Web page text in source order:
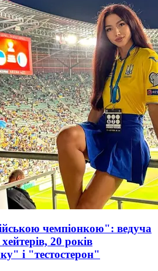
чемпіонкою": ведуча
20 років
і "тестостерон"